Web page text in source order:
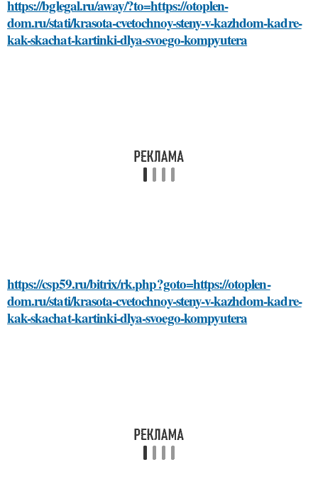
https://bglegal.ru/away/?to=https://otoplen-
dom.ru/stati/krasota-cvetochnoy-steny-v-kazhdom-kadre-
kak-skachat-kartinki-dlya-svoego-kompyutera
https://csp59.ru/bitrix/rk.php?goto=https://otoplen-
dom.ru/stati/krasota-cvetochnoy-steny-v-kazhdom-kadre-
kak-skachat-kartinki-dlya-svoego-kompyutera